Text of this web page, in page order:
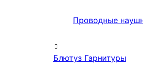
Проводные
Блютуз Гарнитуры